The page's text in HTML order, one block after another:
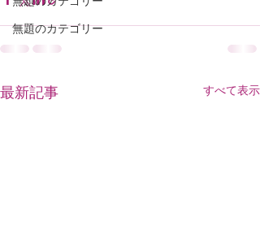
無題のカテゴリー
最新記事 すべて表示